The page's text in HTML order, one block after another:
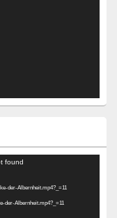
found
der-Albernheit.mp4?_=11
der-Albernheit.mp4?_=11